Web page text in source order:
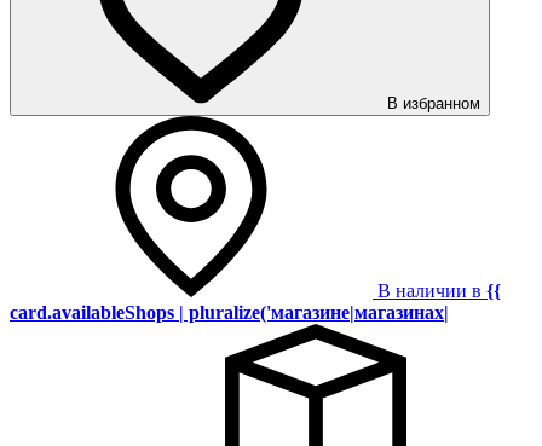
В избранном
В наличии в {{
card.availableShops | pluralize('магазине|магазинах|